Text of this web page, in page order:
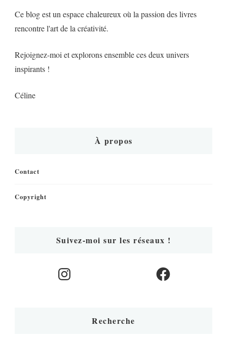
Ce blog est un espace chaleureux où la passion des livres
rencontre l'art de la créativité.
Rejoignez-moi et explorons ensemble ces deux univers
inspirants !
Céline
À propos
Contact
Copyright
Suivez-moi sur les réseaux !
Instagram Facebook
Recherche